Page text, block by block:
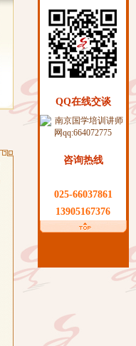
QQ在线交谈
咨询热线
025-66037861
13905167376